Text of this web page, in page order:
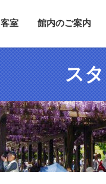
客室 館内のご案内
ス